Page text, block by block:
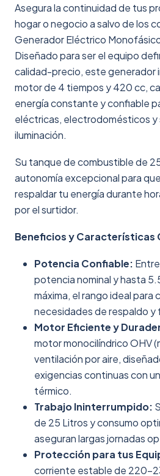
Asegura la continuidad de tus
hogar o negocio a salvo de los
Generador Eléctrico
Diseñado para ser el equipo
calidad-precio, este generador
motor de 4 tiempos y 420 cc,
energía constante y confiable
eléctricas, electrodomésticos y
iluminación.
Su tanque de combustible de
autonomía excepcional para
respaldar tu energía durante
por el surtidor.
Beneficios y Características
Potencia Confiable:
potencia nominal y hasta
máxima, el rango ideal para
necesidades de respaldo y
Motor Eficiente y
motor monocilíndrico OHV
ventilación por aire,
exigencias continuas con
térmico.
Trabajo Ininterrumpido:
de 25 Litros y consumo
aseguran largas jornadas
Protección para tus
corriente estable de 220-